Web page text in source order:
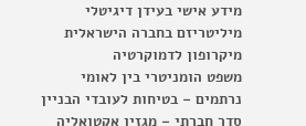
מידע אישי בעידן דיגיטלי
מיליטריזם בחברה הישראלית
מיקרופון לדמוקרטיה
משפט הומניטרי בין לאומי
נרתמים – בטיחות לעובדי הבניין
סדר חברתי – מגזין אקטואליה